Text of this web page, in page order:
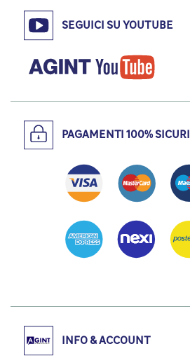
SEGUICI SU YOUTUBE
PAGAMENTI 100% SICURI
INFO & ACCOUNT